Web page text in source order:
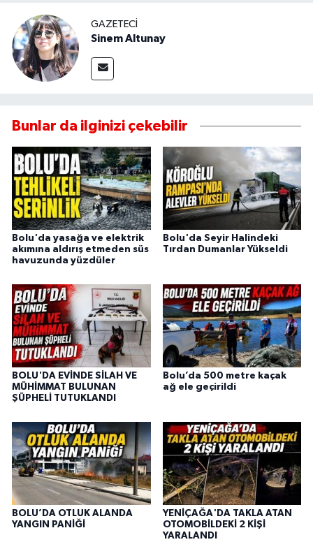
GAZETECI
Sinem Altunay
Bunlar da ilginizi çekebilir
Bolu'da yasağa ve elektrik
akımına aldırış etmeden süs
havuzunda yüzdüler
Bolu'da Seyir Halindeki
Tırdan Dumanlar Yükseldi
BOLU'DA EVİNDE SİLAH VE
MÜHİMMAT BULUNAN
ŞÜPHELİ TUTUKLANDI
Bolu’da 500 metre kaçak
ağ ele geçirildi
BOLU’DA OTLUK ALANDA
YANGIN PANİĞİ
YENİÇAĞA'DA TAKLA ATAN
OTOMOBİLDEKİ 2 KİŞİ
YARALANDI